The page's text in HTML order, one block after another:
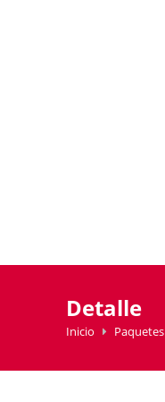
Detalle
Inicio Paquetes